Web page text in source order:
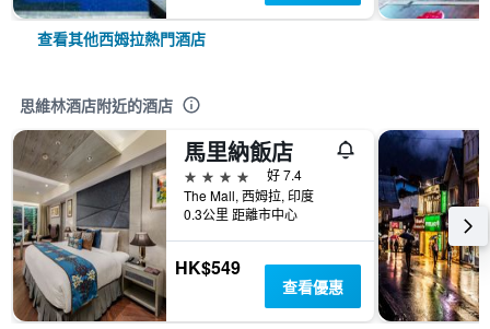
查看其他西姆拉熱門酒店
思維林酒店附近的酒店
馬里納飯店
4星級
好 7.4
The Mall, 西姆拉, 印度
0.3公里 距離市中心
HK$549
查看優惠